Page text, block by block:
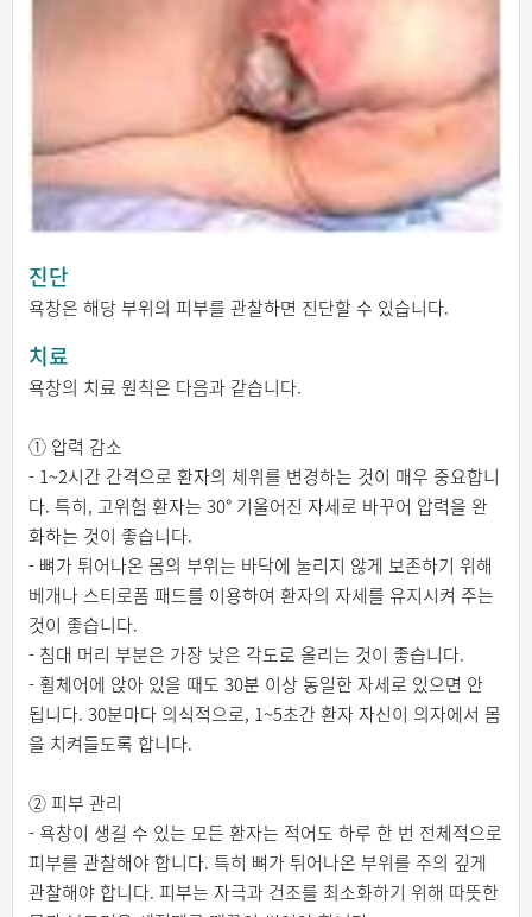
진단
욕창은 해당 부위의 피부를 관찰하면 진단할 수 있습니다.
치료
욕창의 치료 원칙은 다음과 같습니다.
① 압력 감소
- 1~2시간 간격으로 환자의 체위를 변경하는 것이 매우 중요합니
다. 특히, 고위험 환자는 30° 기울어진 자세로 바꾸어 압력을 완
화하는 것이 좋습니다.
- 뼈가 튀어나온 몸의 부위는 바닥에 눌리지 않게 보존하기 위해
베개나 스티로폼 패드를 이용하여 환자의 자세를 유지시켜 주는
것이 좋습니다.
- 침대 머리 부분은 가장 낮은 각도로 올리는 것이 좋습니다.
- 휠체어에 앉아 있을 때도 30분 이상 동일한 자세로 있으면 안
됩니다. 30분마다 의식적으로, 1~5초간 환자 자신이 의자에서 몸
을 치켜들도록 합니다.
② 피부 관리
- 욕창이 생길 수 있는 모든 환자는 적어도 하루 한 번 전체적으로
피부를 관찰해야 합니다. 특히 뼈가 튀어나온 부위를 주의 깊게
관찰해야 합니다. 피부는 자극과 건조를 최소화하기 위해 따뜻한